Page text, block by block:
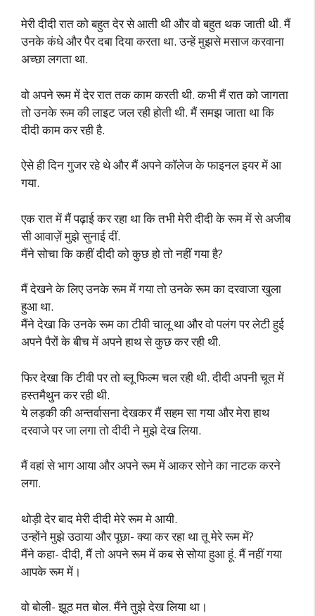
मेरी दीदी रात को बहुत देर से आती थी और वो बहुत थक जाती थी. मैं
उनके कंधे और पैर दबा दिया करता था. उन्हें मुझसे मसाज करवाना
अच्छा लगता था.
वो अपने रूम में देर रात तक काम करती थी. कभी मैं रात को जागता
तो उनके रूम की लाइट जल रही होती थी. मैं समझ जाता था कि
दीदी काम कर रही है.
ऐसे ही दिन गुजर रहे थे और मैं अपने कॉलेज के फाइनल इयर में आ
गया.
एक रात में मैं पढ़ाई कर रहा था कि तभी मेरी दीदी के रूम में से अजीब
सी आवाज़ें मुझे सुनाई दीं.
मैंने सोचा कि कहीं दीदी को कुछ हो तो नहीं गया है?
मैं देखने के लिए उनके रूम में गया तो उनके रूम का दरवाजा खुला
हुआ था.
मैंने देखा कि उनके रूम का टीवी चालू था और वो पलंग पर लेटी हुई
अपने पैरों के बीच में अपने हाथ से कुछ कर रही थी.
फिर देखा कि टीवी पर तो ब्लू फिल्म चल रही थी. दीदी अपनी चूत में
हस्तमैथुन कर रही थी.
ये लड़की की अन्तर्वासना देखकर मैं सहम सा गया और मेरा हाथ
दरवाजे पर जा लगा तो दीदी ने मुझे देख लिया.
मैं वहां से भाग आया और अपने रूम में आकर सोने का नाटक करने
लगा.
थोड़ी देर बाद मेरी दीदी मेरे रूम मे आयी.
उन्होंने मुझे उठाया और पूछा- क्या कर रहा था तू मेरे रूम में?
मैंने कहा- दीदी, मैं तो अपने रूम में कब से सोया हुआ हूं. मैं नहीं गया
आपके रूम में।
वो बोली- झूठ मत बोल. मैंने तुझे देख लिया था।